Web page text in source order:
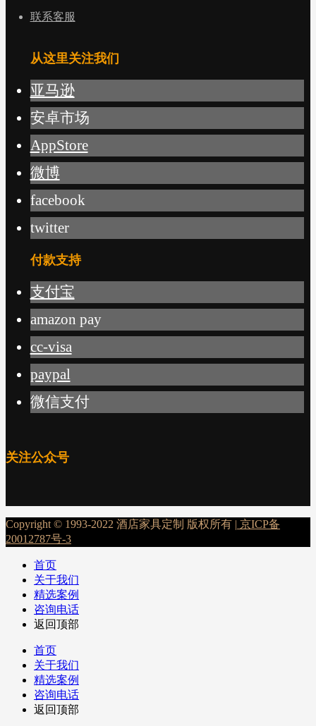
联系客服
从这里关注我们
亚马逊
安卓市场
AppStore
微博
facebook
twitter
付款支持
支付宝
amazon pay
cc-visa
paypal
微信支付
关注公众号
Copyright © 1993-2022 酒店家具定制 版权所有 | 京ICP备
20012787号-3
首页
关于我们
精选案例
咨询电话
返回顶部
首页
关于我们
精选案例
咨询电话
返回顶部